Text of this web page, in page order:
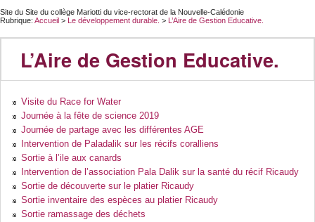
Site du Site du collège Mariotti du vice-rectorat de la Nouvelle-Calédonie
Rubrique: Accueil > Le développement durable. > L’Aire de Gestion Educative.
L’Aire de Gestion Educative.
Visite du Race for Water
Journée à la fête de science 2019
Journée de partage avec les différentes AGE
Intervention de Paladalik sur les récifs coralliens
Sortie à l’ile aux canards
Intervention de l’association Pala Dalik sur la santé du récif Ricaudy
Sortie de découverte sur le platier Ricaudy
Sortie inventaire des espèces au platier Ricaudy
Sortie ramassage des déchets